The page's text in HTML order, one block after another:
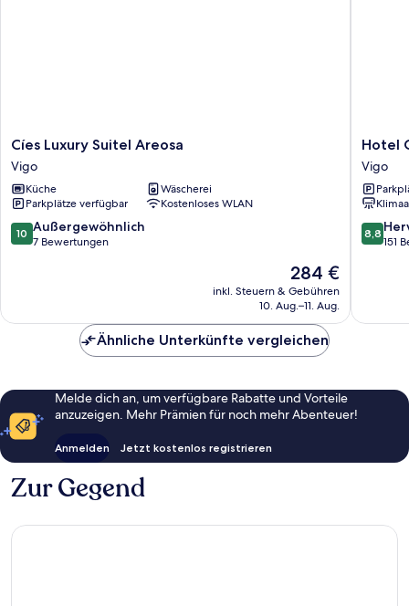
Cíes
Luxury
Suitel
Areosa
Vigo
Cíes Luxury Suitel Areosa
Vigo
Küche
Wäscherei
Parkplätze verfügbar
Kostenloses WLAN
10.0
von
10 Außergewöhnlich
7 Bewertungen
Der
Preis
beträgt
284 €
inkl. Steuern & Gebühren
10. Aug.–11. Aug.
Hotel
Vigo
Vigo
Hotel
Vigo
8.8
von
8,8
151
Ähnliche Unterkünfte vergleichen
Melde dich an, um verfügbare Rabatte und Vorteile
anzuzeigen. Mehr Prämien für noch mehr Abenteuer!
Anmelden Jetzt kostenlos registrieren
Zur Gegend